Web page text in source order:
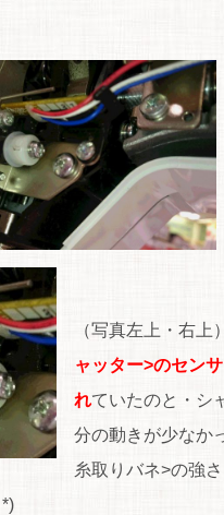
（写真左上・右上）
ャッター>のセン
れていたのと・シ
分の動きが少なか
糸取りバネ>の強